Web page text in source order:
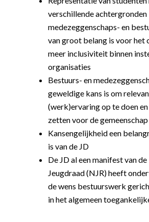
verschillende achtergronden
medezeggenschaps- en
van groot belang is voor het
meer inclusiviteit binnen
organisaties
Bestuurs- en
geweldige kans is om
(werk)ervaring op te doen
zetten voor de gemeenschap
Kansengelijkheid een
is van de JD
De JD al een manifest van
Jeugdraad (NJR) heeft
de wens bestuurswerk
in het algemeen